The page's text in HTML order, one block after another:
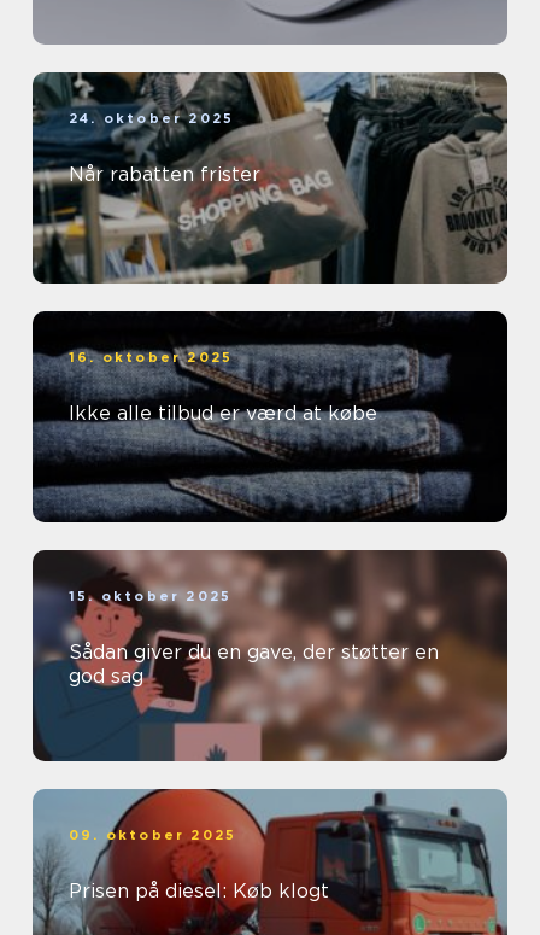
24. oktober 2025
Når rabatten frister
16. oktober 2025
Ikke alle tilbud er værd at købe
15. oktober 2025
Sådan giver du en gave, der støtter en
god sag
09. oktober 2025
Prisen på diesel: Køb klogt